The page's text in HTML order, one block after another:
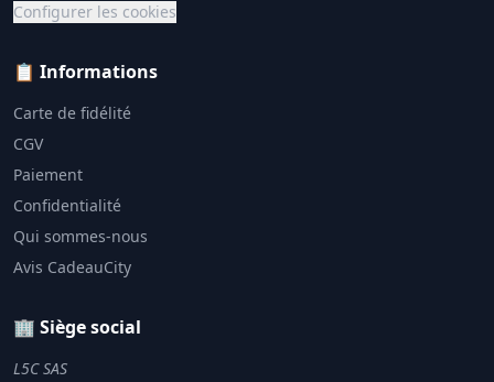
Configurer les cookies
📋 Informations
Carte de fidélité
CGV
Paiement
Confidentialité
Qui sommes-nous
Avis CadeauCity
🏢 Siège social
L5C SAS